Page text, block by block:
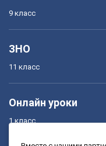
9 класс
ЗНО
11 класс
Онлайн уроки
1 класс